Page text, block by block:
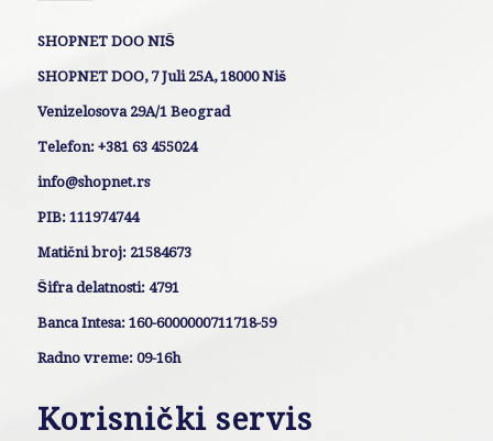
SHOPNET DOO NIŠ
SHOPNET DOO, 7 Juli 25A, 18000 Niš
Venizelosova 29A/1 Beograd
Telefon: +381 63 455024
info@shopnet.rs
PIB: 111974744
Matični broj: 21584673
Šifra delatnosti: 4791
Banca Intesa: 160-6000000711718-59
Radno vreme: 09-16h
Korisnički servis